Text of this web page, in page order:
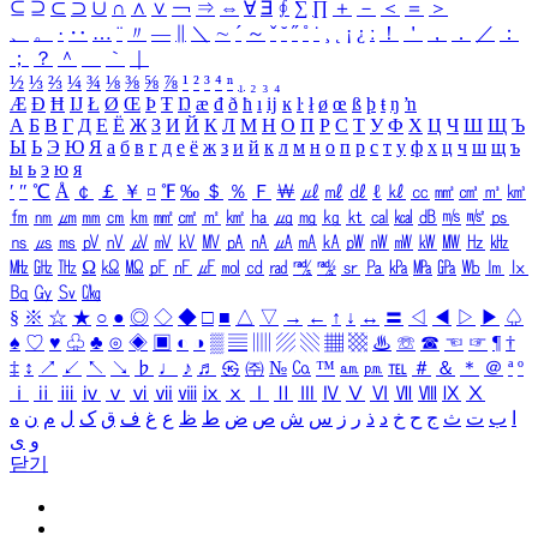
⊆ ⊇ ⊂ ⊃ ∪ ∩ ∧ ∨ ￢ ⇒ ⇔ ∀ ∃ ∮ ∑ ∏ ＋ － ＜ ＝
＞
、
。 · ‥ … ¨ 〃 ― ＼ ∼ ´ ～ ˇ ˘ ˝ ˚ ˙ ¸ ¡ ¿ ː ！ ＇ ， ． ／
：
；
？ ＾ ｀
½ ⅓ ⅔ ¼ ¾ ⅛ ⅜ ⅝ ⅞ ¹ ² ³ ⁴ ⁿ ₁ ₂ ₃ ₄
Æ Ð Ħ Ĳ Ł Ø Œ Þ Ŧ Ŋ æ đ ð ħ ı ĳ ĸ ŀ ł ø œ ß þ ŧ ŋ ŉ
А Б В Г Д Е Ё Ж З И Й К Л М Н О П Р С Т У Ф Х Ц Ч Ш Щ Ъ
Ы Ь Э Ю Я а б в г д е ё ж з и й к л м н о п р с т у ф х ц ч ш щ ъ
ы ь э ю я
′ ″ ℃ Å ￠ ￡ ￥ ¤ ℉ ‰ ＄ ％ Ｆ ￦ ㎕ ㎖ ㎗ ℓ ㎘ ㏄ ㎣ ㎤ ㎥ ㎦
㎙ ㎚ ㎛ ㎜ ㎝ ㎞ ㎟ ㎠ ㎡ ㎢ ㏊ ㎍ ㎎ ㎏ ㏏ ㎈ ㎉ ㏈ ㎧ ㎨ ㎰
㎱ ㎲ ㎳ ㎴ ㎵ ㎶ ㎷ ㎸ ㎹ ㎀ ㎁ ㎂ ㎃ ㎄ ㎺ ㎻ ㎽ ㎾ ㎿ ㎐ ㎑
㎒ ㎓ ㎔ Ω ㏀ ㏁ ㎊ ㎋ ㎌ ㏖ ㏅ ㎭ ㎮ ㎯ ㏛ ㎩ ㎪ ㎫ ㎬ ㏝ ㏐
㏓
㏃ ㏉ ㏜ ㏆
§ ※ ☆ ★ ○ ● ◎ ◇ ◆ □ ■ △ ▽ → ← ↑ ↓ ↔ 〓 ◁ ◀ ▷ ▶ ♤
♠ ♡ ♥ ♧ ♣ ⊙ ◈ ▣ ◐ ◑ ▒ ▤ ▨ ▧ ▦ ▩ ♨ ☏ ☎ ☜ ☞ ¶ †
‡ ↕ ↗ ↙ ↖ ↘ ♭ ♩ ♪ ♬ ㉿ ㈜ № ㏇ ™ ㏂ ㏘ ℡ ＃ ＆ ＊ ＠ ª º
ⅰ
ⅱ ⅲ ⅳ ⅴ ⅵ ⅶ ⅷ ⅸ ⅹ Ⅳ Ⅴ Ⅵ Ⅶ Ⅷ Ⅸ Ⅹ
ب ت ث ج ح خ د ذ ر ز س ش ص ض ط ظ ع غ ف ق ک ل م ن ه
و ی
닫기